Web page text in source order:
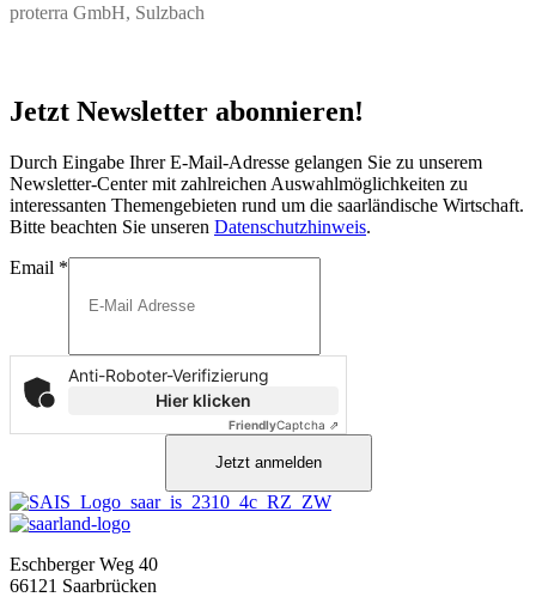
proterra GmbH, Sulzbach
Jetzt Newsletter abonnieren!
Durch Eingabe Ihrer E-Mail-Adresse gelangen Sie zu unserem
Newsletter-Center mit zahlreichen Auswahlmöglichkeiten zu
interessanten Themengebieten rund um die saarländische Wirtschaft.
Bitte beachten Sie unseren Datenschutzhinweis.
Email *
Anti-Roboter-Verifizierung
Hier klicken
FriendlyCaptcha ⇗
Jetzt anmelden
Eschberger Weg 40
66121 Saarbrücken